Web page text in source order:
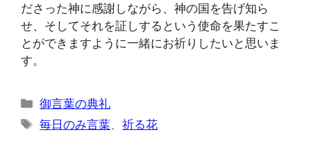
ださった神に感謝しながら、神の国を告げ知ら
せ、そしてそれを証しするという使命を果たすこ
とができますように一緒にお祈りしたいと思いま
す。
カ
テ
ゴ
御言葉の典礼
タ
毎日のみ言葉、祈る花